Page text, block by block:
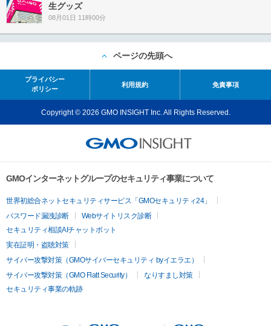
生グッズ
08月01日 11時00分
ページの先頭へ
プライバシー
ポリシー
利用規約 免責事項
Copyright © 2026 GMO INSIGHT Inc. All Rights Reserved.
GMOインターネットグループのセキュリティ事業について
世界初総合ネットセキュリティサービス「GMOセキュリティ24」
パスワード漏洩診断
Webサイトリスク診断
セキュリティ相談AIチャットボット
実在証明・盗聴対策
サイバー攻撃対策（GMOサイバーセキュリティ byイエラエ）
サイバー攻撃対策（GMO Flatt Security）
なりすまし対策
セキュリティ事業の軌跡